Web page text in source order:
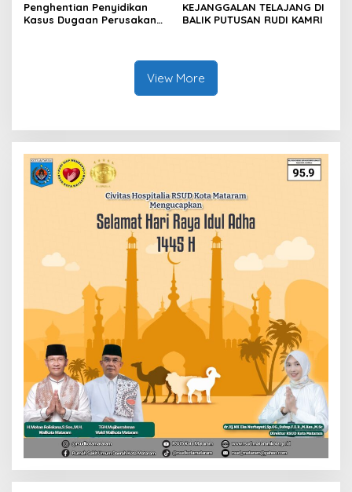
Penghentian Penyidikan
Kasus Dugaan Perusakan
KEJANGGALAN TELAJANG DI
BALIK PUTUSAN RUDI KAMRI
View More